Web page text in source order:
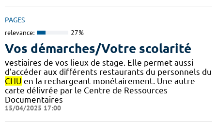
PAGES
relevance: 27%
Vos démarches/Votre scolarité
vestiaires de vos lieux de stage. Elle permet aussi
d’accéder aux différents restaurants du personnels du
CHU en la rechargeant monétairement. Une autre
carte délivrée par le Centre de Ressources
Documentaires
15/04/2025 17:00